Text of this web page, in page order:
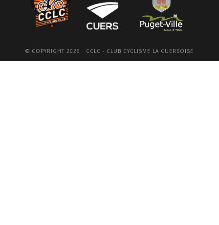
© COPYRIGHT 2026 · CCLC - CLUB CYCLISME LA CUERSOISE